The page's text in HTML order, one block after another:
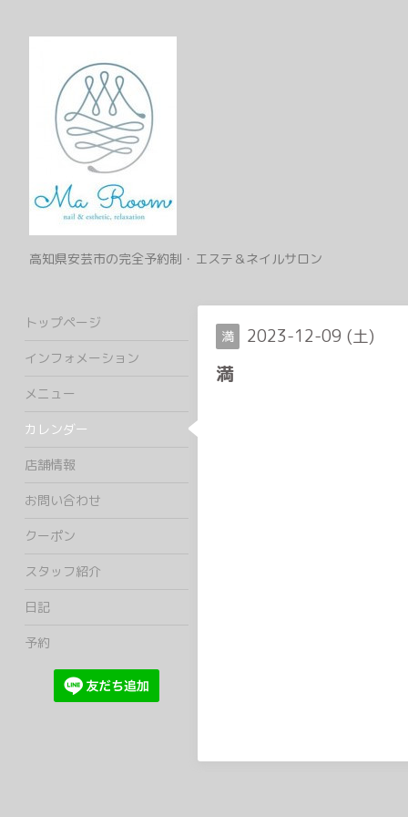
高知県安芸市の完全予約制・エステ＆ネイルサロン
満 2023-12-09 (土)
満
トップページ
インフォメーション
メニュー
カレンダー
店舗情報
お問い合わせ
クーポン
スタッフ紹介
日記
予約